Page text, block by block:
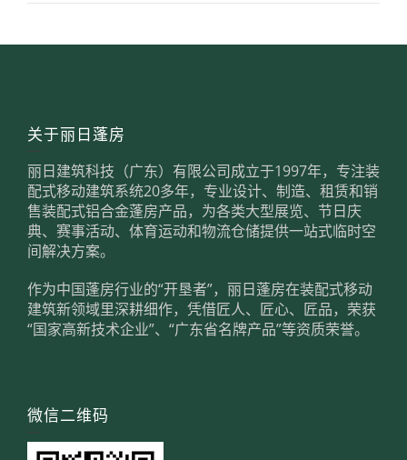
关于丽日蓬房
丽日建筑科技（广东）有限公司成立于1997年，专注装
配式移动建筑系统20多年，专业设计、制造、租赁和销
售装配式铝合金蓬房产品，为各类大型展览、节日庆
典、赛事活动、体育运动和物流仓储提供一站式临时空
间解决方案。
作为中国蓬房行业的“开垦者”，丽日蓬房在装配式移动
建筑新领域里深耕细作，凭借匠人、匠心、匠品，荣获
“国家高新技术企业”、“广东省名牌产品”等资质荣誉。
微信二维码